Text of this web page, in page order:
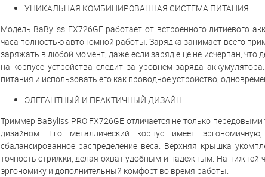
УНИКАЛЬНАЯ КОМБИНИРОВАННАЯ СИСТЕМА ПИТАНИЯ
Модель BaByliss FX726GE работает от встроенного литиевого
часа полностью автономной работы. Зарядка занимает всего
заряжать в любой момент, даже если заряд еще не исчерпан, что
на корпусе устройства следит за уровнем заряда
питания и использовать его как проводное устройство,
ЭЛЕГАНТНЫЙ И ПРАКТИЧНЫЙ ДИЗАЙН
Триммер BaByliss PRO FX726GE отличается не только
дизайном. Его металлический корпус имеет
сбалансированное распределение веса. Верхняя крышка
точность стрижки, делая охват удобным и надежным. На нижней
эргономику и дополнительный комфорт во время работы.